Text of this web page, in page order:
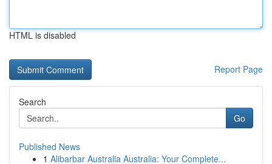
HTML is disabled
Report Page
Search
Go
Published News
1 Alibarbar Australia Australia: Your Complete...